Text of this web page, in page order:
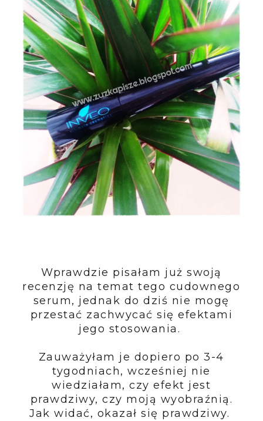
Wprawdzie pisałam już swoją
recenzję na temat tego cudownego
serum, jednak do dziś nie mogę
przestać zachwycać się efektami
jego stosowania.
Zauważyłam je dopiero po 3-4
tygodniach, wcześniej nie
wiedziałam, czy efekt jest
prawdziwy, czy moją wyobraźnią.
Jak widać, okazał się prawdziwy.